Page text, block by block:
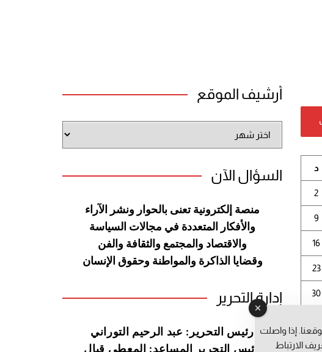
د
2
9
16
23
30
أرشيف الموقع
الموقع
السؤال الآن
منصة إلكترونية تعنى بالحوار ونشر
الآراء
والأفكار المتعددة في مجالات السياسة
والاقتصاد والمجتمع والثقافة والفن
وقضايا الذاكرة والمواطنة وحقوق الإنسان
إدارة التحرير
رئيس التحرير: عبد الرحيم التوراني
رئيس التحرير المساعد: المعطي قبال
إذا واصلت
الارتباط